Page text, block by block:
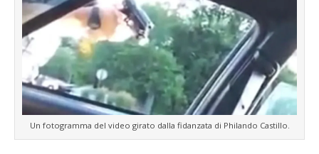
Un fotogramma del video girato dalla fidanzata di Philando Castillo.